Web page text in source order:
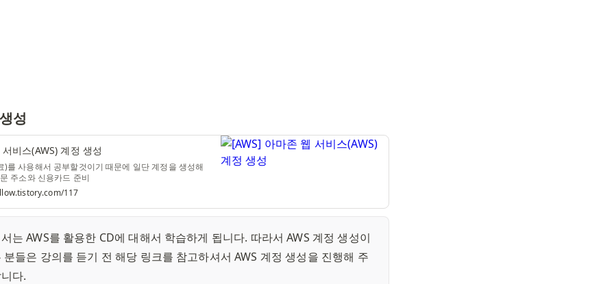
성
비스(AWS) 계정 생성
)를 사용해서 공부할것이기 때문에 일단 계정을 생성해
주소와 신용카드 준비
openIndexPage.do 팝업닫기 확대 축소 도로구간 보
주소 지번 우편번호 도로명 기점/종" data-og-
data-og-source-
openIndexPage.do" data-og-
dna/bqP2Qk/hyZGdEf7h4/AAAAAAAAAAAAAAAAAAAAAELR75z_3LmgQhKzAqaqw1f44c_vDUrPEt5kJlWwH7dl/img.png?
117
는 AWS를 활용한 CD에 대해서 학습하게 됩니다. 따라서 AWS 계정 생성이
분들은 강의를 듣기 전 해당 링크를 참고하셔서 AWS 계정 생성을 진행해 주
다.